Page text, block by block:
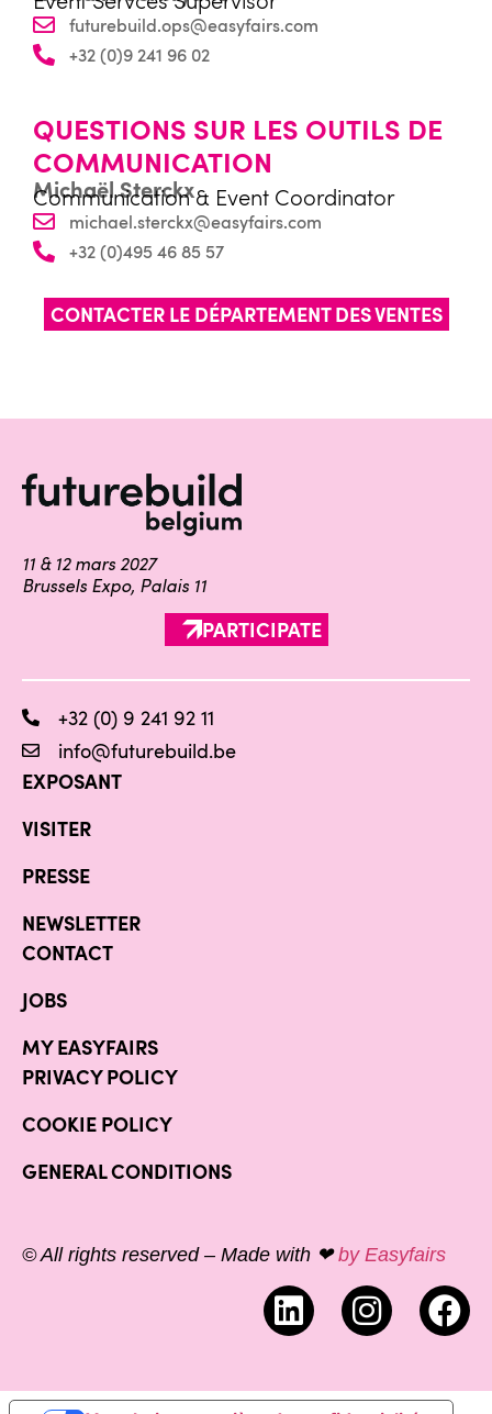
futurebuild.ops@easyfairs.com
+32 (0)9 241 96 02
QUESTIONS SUR LES OUTILS DE
COMMUNICATION
Michaël Sterckx
Communication & Event Coordinator
michael.sterckx@easyfairs.com
+32 (0)495 46 85 57
CONTACTER LE DÉPARTEMENT DES VENTES
11 & 12 mars 2027
Brussels Expo, Palais 11
PARTICIPATE
+32 (0) 9 241 92 11
info@futurebuild.be
EXPOSANT
VISITER
PRESSE
NEWSLETTER
CONTACT
JOBS
MY EASYFAIRS
PRIVACY POLICY
COOKIE POLICY
GENERAL CONDITIONS
© All rights reserved – Made with ❤by Easyfairs